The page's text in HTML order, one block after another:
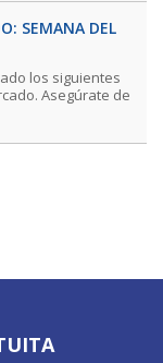
SEMANA DEL
los siguientes
Asegúrate de